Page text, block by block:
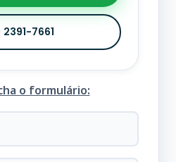
2391-7661
o formulário: